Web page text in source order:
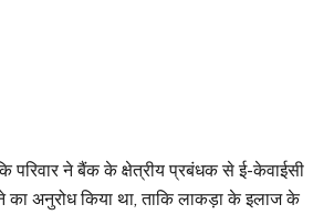
परिवार ने बैंक के क्षेत्रीय प्रबंधक से ई-केवाईसी
का अनुरोध किया था, ताकि लाकड़ा के इलाज के